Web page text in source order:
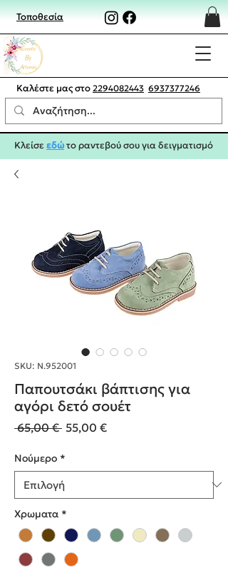
Τοποθεσία
Καλέστε μας στο 2294082443 6937377246
Κλείσεεδώτο ραντεβού σου για δειγματισμό
SKU: Ν.952001
Παπουτσάκι βάπτισης για
αγόρι δετό σουέτ
65,00 € Κανονική
55,00 €Τιμή
Nούμερο *
Χρωματα *